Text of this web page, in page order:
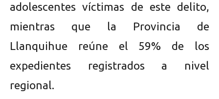
adolescentes víctimas de este delito,
mientras que la Provincia de
Llanquihue reúne el 59% de los
expedientes registrados a nivel
regional.